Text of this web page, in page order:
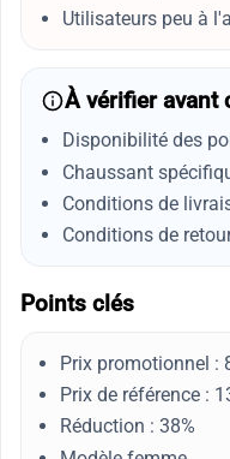
Utilisateurs peu à
À vérifier avant
Disponibilité des
Chaussant
Conditions de
Conditions de
Points clés
Prix promotionnel :
Prix de référence :
Réduction : 38%